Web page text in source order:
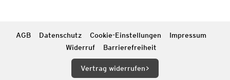
AGB Datenschutz Cookie-Einstellungen
Impressum
Widerruf
Barrierefreiheit
Vertrag widerrufen